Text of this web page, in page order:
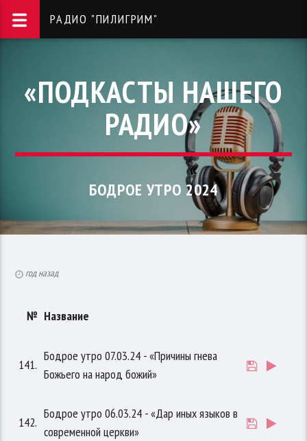
РАДИО "ПИЛИГРИМ"
«ПОДКАСТЫ НАШЕГО
РАДИО»
БОДРОЕ УТРО 2024
год назад
№ Название
141.
Бодрое утро 07.03.24 - «Причины гнева
Божьего на народ божий»
142.
Бодрое утро 06.03.24 - «Дар иных языков в
современной церкви»